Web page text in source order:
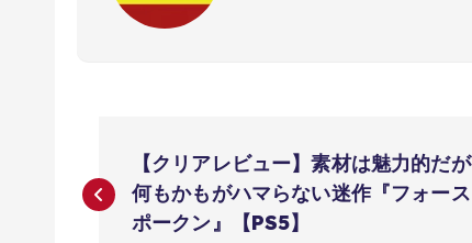
稿
【クリアレビュー】素材は魅力的だが
何もかもがハマらない迷作『フォース
ポークン』【PS5】